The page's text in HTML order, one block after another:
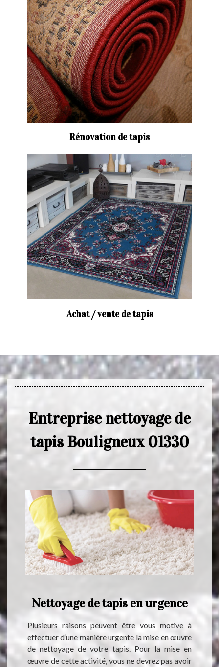
Rénovation de tapis
Achat / vente de tapis
Entreprise nettoyage de
tapis Bouligneux 01330
de
Nettoyage de tapis en urgence
Plusieurs raisons peuvent être vous motive à
effectuer d’une manière urgente la mise en œuvre
de nettoyage de votre tapis. Pour la mise en
œuvre de cette activité, vous ne devrez pas avoir
Pour
de
sur
Cela